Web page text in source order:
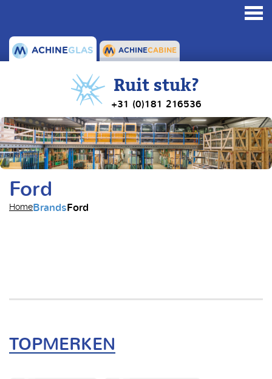
ACHINEGLAS ACHINECABINE
Ruit stuk?
+31 (0)181 216536
Ford
HomeBrandsFord
TOPMERKEN